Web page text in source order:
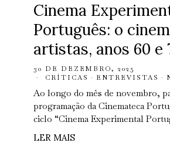
Cinema
Português: o
artistas, anos 60 e
30 DE DEZEMBRO, 2025
CRÍTICAS · ENTREVISTAS ·
Ao longo do mês de novembro,
programação da Cinemateca
ciclo “Cinema Experimental
LER MAIS